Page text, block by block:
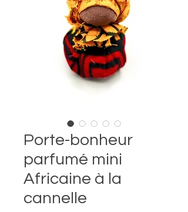
Porte-bonheur
parfumé mini
Africaine à la
cannelle